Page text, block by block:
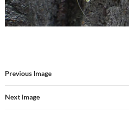
Previous Image
Next Image